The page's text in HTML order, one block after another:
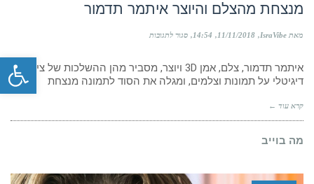
מנצחת מהצלם והיוצר איתמר תדמור
מאת IsraVibe 11/11/2018
14:54 סגור לתגובות
כאנלוגי":
הסוד
והיוצר
איתמר תדמור, צלם, אמן 3D ויוצר, מסביר מהן ההשלכות של צילום
דיגיטלי על תמונות וצלמים, ומגלה את הסוד לתמונה מנצחת
קרא עוד ←
מה בוייב
פתח